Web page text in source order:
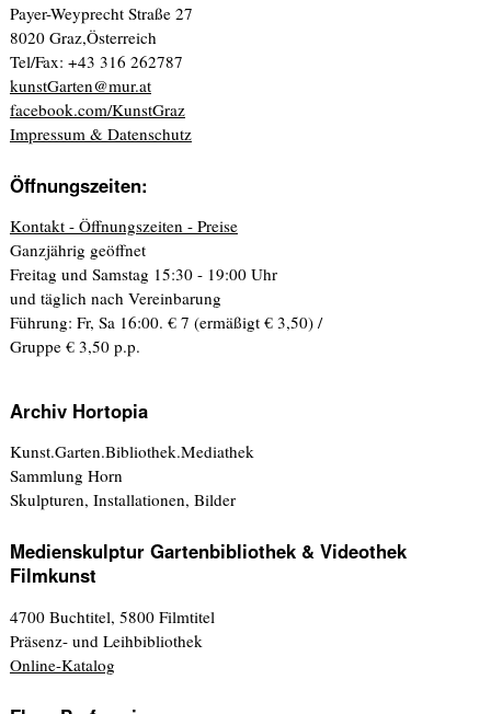
Payer-Weyprecht Straße 27
8020 Graz,Österreich
Tel/Fax: +43 316 262787
kunstGarten@mur.at
facebook.com/KunstGraz
Impressum & Datenschutz
Öffnungszeiten:
Kontakt - Öffnungszeiten - Preise
Ganzjährig geöffnet
Freitag und Samstag 15:30 - 19:00 Uhr
und täglich nach Vereinbarung
Führung: Fr, Sa 16:00. € 7 (ermäßigt € 3,50) /
Gruppe € 3,50 p.p.
Archiv Hortopia
Kunst.Garten.Bibliothek.Mediathek
Sammlung Horn
Skulpturen, Installationen, Bilder
Medienskulptur Gartenbibliothek & Videothek
Filmkunst
4700 Buchtitel, 5800 Filmtitel
Präsenz- und Leihbibliothek
Online-Katalog